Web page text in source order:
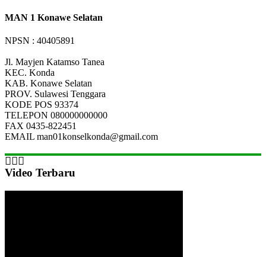
MAN 1 Konawe Selatan
NPSN : 40405891
Jl. Mayjen Katamso Tanea
KEC. Konda
KAB. Konawe Selatan
PROV. Sulawesi Tenggara
KODE POS 93374
TELEPON 080000000000
FAX 0435-822451
EMAIL man01konselkonda@gmail.com
Video Terbaru